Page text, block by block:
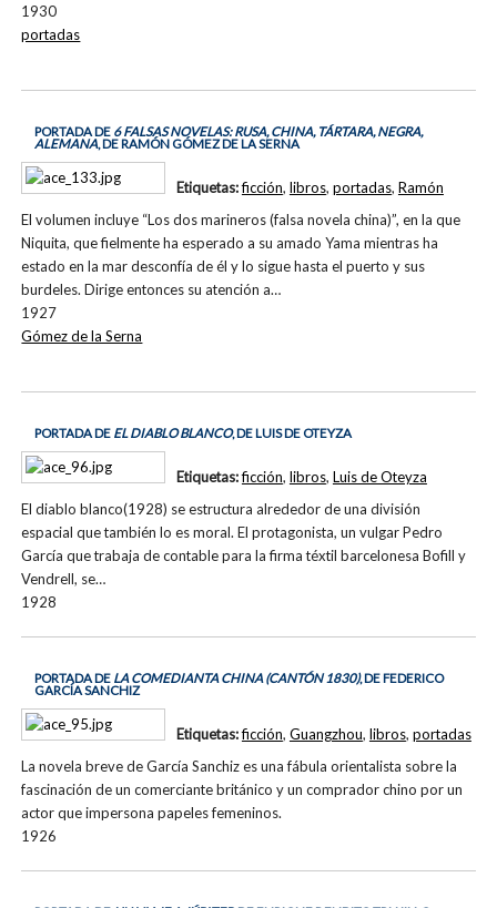
1930
portadas
PORTADA DE 6 FALSAS NOVELAS: RUSA, CHINA, TÁRTARA, NEGRA,
ALEMANA, DE RAMÓN GÓMEZ DE LA SERNA
El volumen incluye “Los dos marineros (falsa novela china)”, en la que
Niquita, que fielmente ha esperado a su amado Yama mientras ha
estado en la mar desconfía de él y lo sigue hasta el puerto y sus
burdeles. Dirige entonces su atención a…
1927
Etiquetas:ficción, libros, portadas, Ramón
Gómez de la Serna
PORTADA DE EL DIABLO BLANCO, DE LUIS DE OTEYZA
El diablo blanco(1928) se estructura alrededor de una división
espacial que también lo es moral. El protagonista, un vulgar Pedro
García que trabaja de contable para la firma téxtil barcelonesa Bofill y
Vendrell, se…
1928
Etiquetas:ficción, libros, Luis de Oteyza
PORTADA DE LA COMEDIANTA CHINA (CANTÓN 1830), DE FEDERICO
GARCÍA SANCHIZ
La novela breve de García Sanchiz es una fábula orientalista sobre la
fascinación de un comerciante británico y un comprador chino por un
actor que impersona papeles femeninos.
1926
Etiquetas:ficción, Guangzhou, libros, portadas